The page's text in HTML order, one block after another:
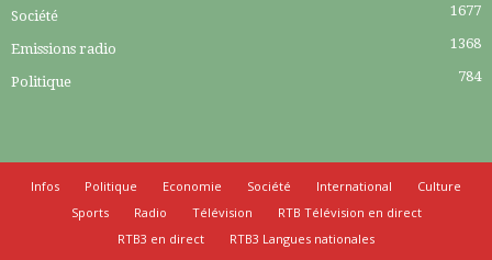
Société 1677
Emissions radio 1368
Politique 784
Infos Politique Economie Société International
Culture
Sports
Radio Télévision
RTB Télévision en direct
RTB3 en direct
RTB3 Langues nationales